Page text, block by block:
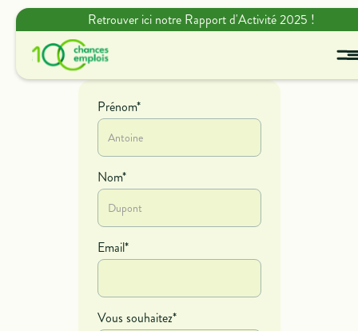
Retrouver ici notre Rapport d'Activité 2025 !
Prénom*
Nom*
Email*
Vous souhaitez*